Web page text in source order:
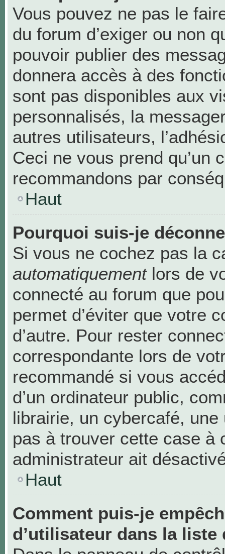
Vous pouvez ne pas le
du forum d’exiger ou non
pouvoir publier des
donnera accès à des
sont pas disponibles aux
personnalisés, la
autres utilisateurs,
Ceci ne vous prend qu’un
recommandons par
Haut
Pourquoi suis-je
Si vous ne cochez pas la
automatiquementlors de
connecté au forum que
permet d’éviter que votre
d’autre. Pour rester
correspondante lors de
recommandé si vous
d’un ordinateur public,
librairie, un cybercafé,
pas à trouver cette case à
administrateur ait
Haut
Comment puis-je
d’utilisateur dans la